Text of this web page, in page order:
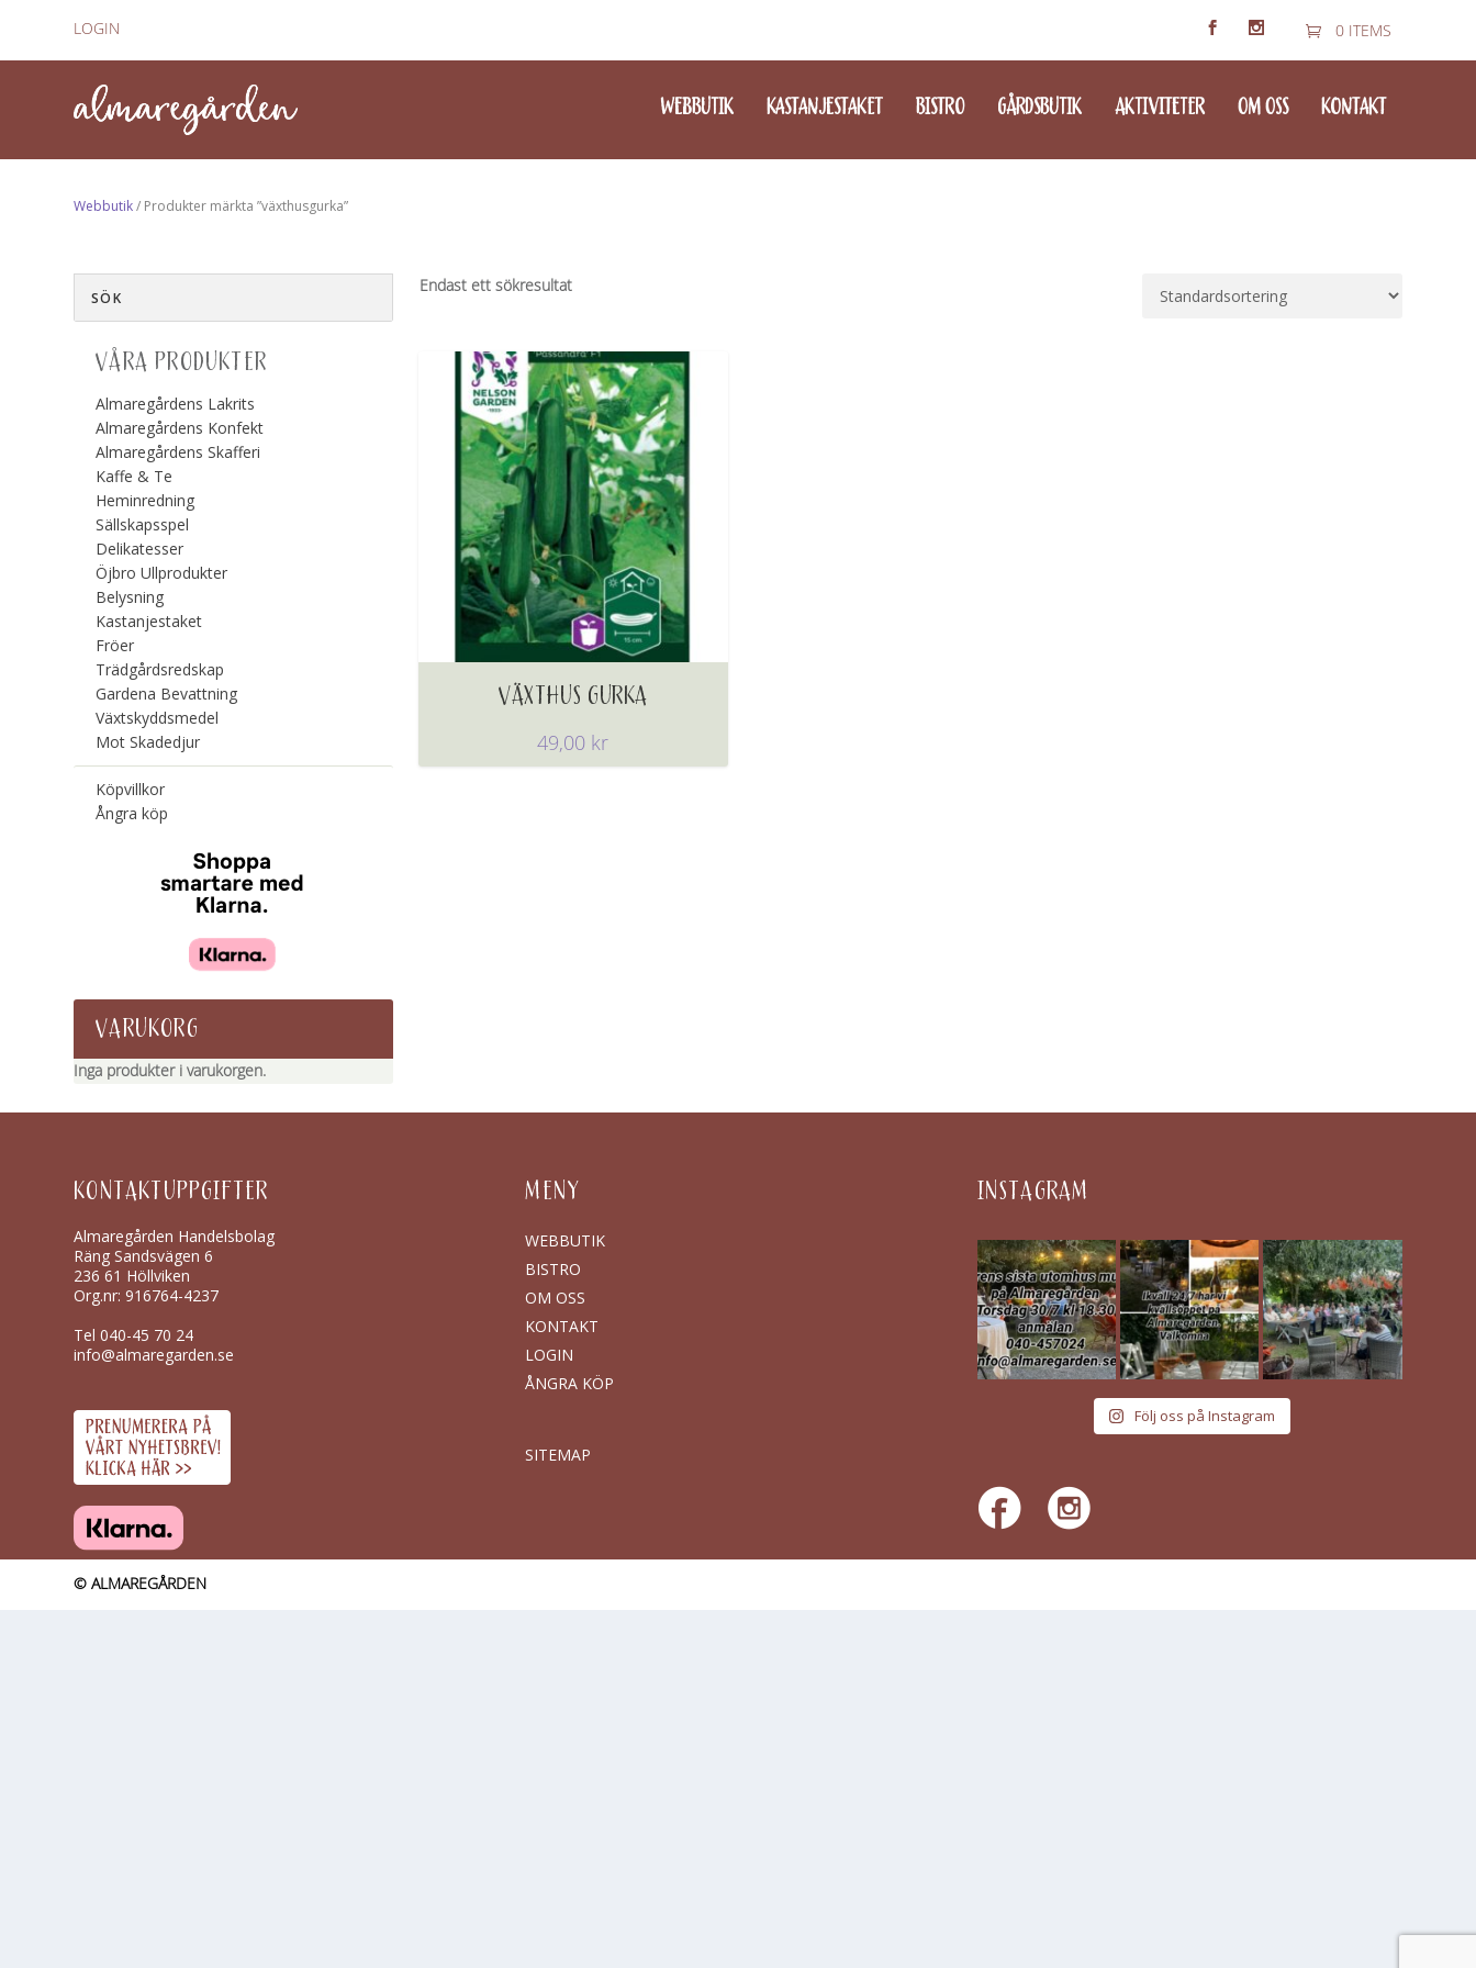
LOGIN 0 ITEMS
WEBBUTIK KASTANJESTAKET BISTRO GÅRDSBUTIK AKTIVITETER OM OSS KONTAKT
Webbutik/ Produkter märkta ”växthusgurka”
Endast ett sökresultat
VÄXTHUS GURKA
49,00 kr
VÅRA PRODUKTER
Almaregårdens Lakrits
Almaregårdens Konfekt
Almaregårdens Skafferi
Kaffe & Te
Heminredning
Sällskapsspel
Delikatesser
Öjbro Ullprodukter
Belysning
Kastanjestaket
Fröer
Trädgårdsredskap
Gardena Bevattning
Växtskyddsmedel
Mot Skadedjur
Köpvillkor
Ångra köp
VARUKORG
Inga produkter i varukorgen.
KONTAKTUPPGIFTER
Almaregården Handelsbolag
Räng Sandsvägen 6
236 61 Höllviken
Org.nr: 916764-4237
Tel040-45 70 24
info@almaregarden.se
MENY
WEBBUTIK
BISTRO
OM OSS
KONTAKT
LOGIN
ÅNGRA KÖP
SITEMAP
INSTAGRAM
Följ oss på Instagram
© ALMAREGÅRDEN